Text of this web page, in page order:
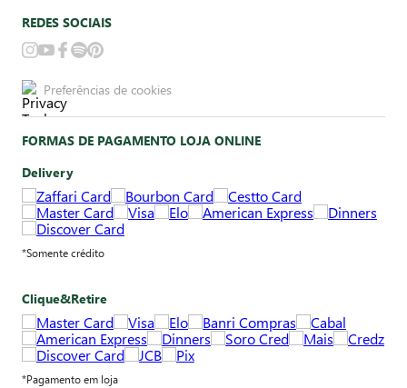
REDES SOCIAIS
Preferências de cookies
FORMAS DE PAGAMENTO LOJA ONLINE
Delivery
*Somente crédito
Clique&Retire
*Pagamento em loja